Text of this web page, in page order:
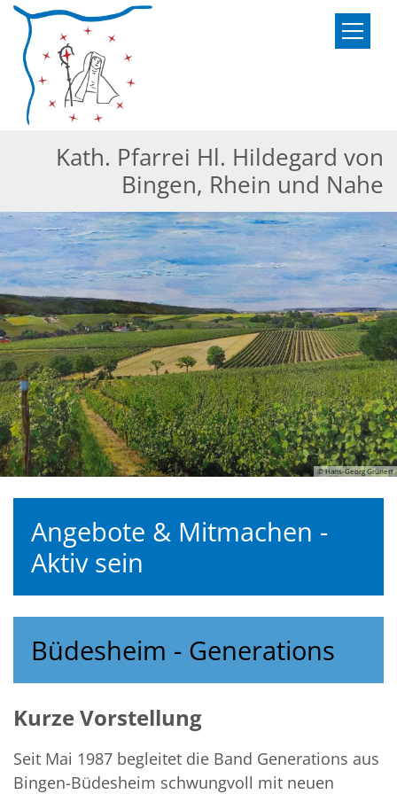
Zum Inhalt springen
Kath. Pfarrei Hl. Hildegard von
Bingen, Rhein und Nahe
© Hans-Georg Grünert
Angebote & Mitmachen -
Aktiv sein
Büdesheim - Generations
Kurze Vorstellung
Seit Mai 1987 begleitet die Band Generations aus
Bingen-Büdesheim schwungvoll mit neuen